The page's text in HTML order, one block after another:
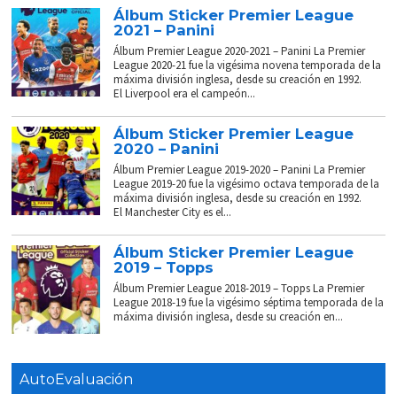
Álbum Sticker Premier League
2021 – Panini
Álbum Premier League 2020-2021 – Panini La Premier
League 2020-21 fue la vigésima novena temporada de la
máxima división inglesa, desde su creación en 1992.
El Liverpool era el campeón...
Álbum Sticker Premier League
2020 – Panini
Álbum Premier League 2019-2020 – Panini La Premier
League 2019-20 fue la vigésimo octava temporada de la
máxima división inglesa, desde su creación en 1992.
El Manchester City es el...
Álbum Sticker Premier League
2019 – Topps
Álbum Premier League 2018-2019 – Topps La Premier
League 2018-19 fue la vigésimo séptima temporada de la
máxima división inglesa, desde su creación en...
AutoEvaluación